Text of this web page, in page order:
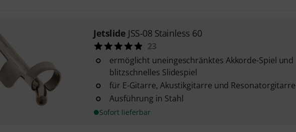
Jetslide JSS-08 Stainless 60
23
ermöglicht uneingeschränktes Akkorde-Spiel und
blitzschnelles Slidespiel
für E-Gitarre, Akustikgitarre und Resonatorgitarre
Ausführung in Stahl
Sofort lieferbar